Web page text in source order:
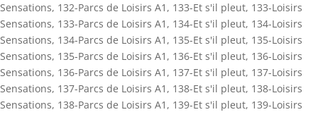
Sensations, 132-Parcs de Loisirs A1 , 133-Et s'il pleut, 133-Loisirs
Sensations, 133-Parcs de Loisirs A1 , 134-Et s'il pleut, 134-Loisirs
Sensations, 134-Parcs de Loisirs A1 , 135-Et s'il pleut, 135-Loisirs
Sensations, 135-Parcs de Loisirs A1 , 136-Et s'il pleut, 136-Loisirs
Sensations, 136-Parcs de Loisirs A1 , 137-Et s'il pleut, 137-Loisirs
Sensations, 137-Parcs de Loisirs A1 , 138-Et s'il pleut, 138-Loisirs
Sensations, 138-Parcs de Loisirs A1 , 139-Et s'il pleut, 139-Loisirs